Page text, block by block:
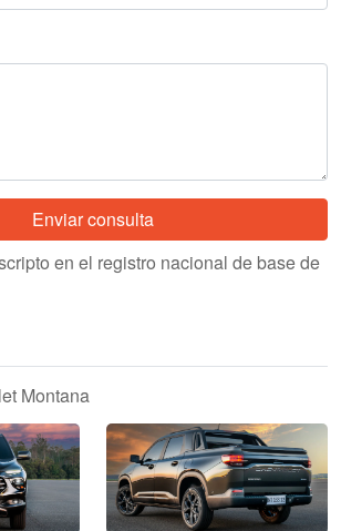
Enviar consulta
en el registro nacional de base de
Montana